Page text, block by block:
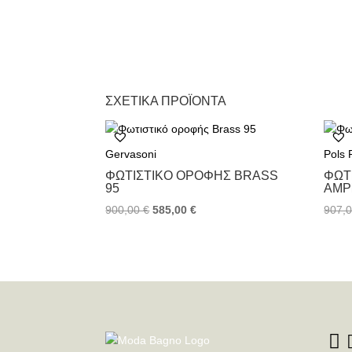
ΣΧΕΤΙΚΆ ΠΡΟΪΌΝΤΑ
Gervasoni
ΦΩΤΙΣΤΙΚΌ ΟΡΟΦΉΣ BRASS
95
900,00€ 585,00€
Pols